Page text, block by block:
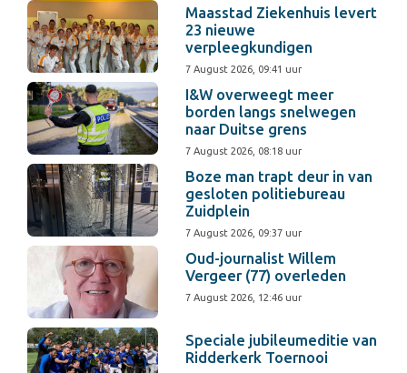
Maasstad Ziekenhuis levert
23 nieuwe
verpleegkundigen
7 August 2026, 09:41 uur
I&W overweegt meer
borden langs snelwegen
naar Duitse grens
7 August 2026, 08:18 uur
Boze man trapt deur in van
gesloten politiebureau
Zuidplein
7 August 2026, 09:37 uur
Oud-journalist Willem
Vergeer (77) overleden
7 August 2026, 12:46 uur
Speciale jubileumeditie van
Ridderkerk Toernooi